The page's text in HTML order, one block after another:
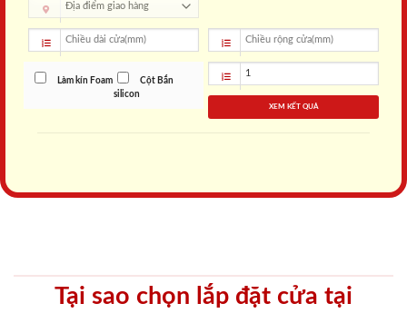
Làm kín Foam
Cột Bắn
silicon
XEM KẾT QUẢ
Tại sao chọn lắp đặt cửa tại